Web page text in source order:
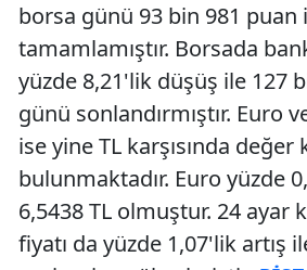
borsa günü 93 bin 981 puan
tamamlamıştır. Borsada
yüzde 8,21'lik düşüş ile 127
günü sonlandırmıştır. Euro
ise yine TL karşısında değer
bulunmaktadır. Euro yüzde
6,5438 TL olmuştur. 24 ayar
fiyatı da yüzde 1,07'lik artış